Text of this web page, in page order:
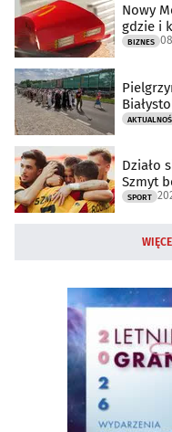
Nowy
gdzie i
BIZNES
Działo
Szmyt
SPORT